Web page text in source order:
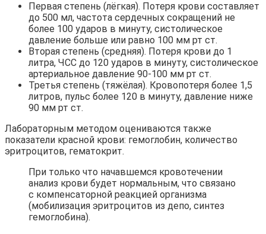
Первая степень (лёгкая). Потеря крови составляет
до 500 мл, частота сердечных сокращений не
более 100 ударов в минуту, систолическое
давление больше или равно 100 мм рт ст.
Вторая степень (средняя). Потеря крови до 1
литра, ЧСС до 120 ударов в минуту, систолическое
артериальное давление 90-100 мм рт ст.
Третья степень (тяжёлая). Кровопотеря более 1,5
литров, пульс более 120 в минуту, давление ниже
90 мм рт ст.
Лабораторным методом оцениваются также
показатели красной крови: гемоглобин, количество
эритроцитов, гематокрит.
При только что начавшемся кровотечении
анализ крови будет нормальным, что связано
с компенсаторной реакцией организма
(мобилизация эритроцитов из депо, синтез
гемоглобина).